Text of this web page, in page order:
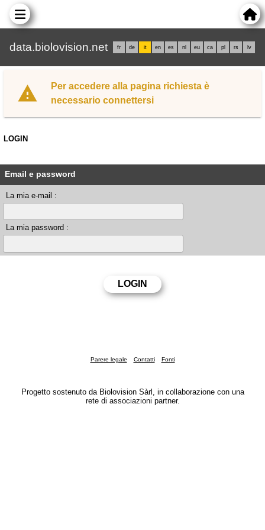
data.biolovision.net fr de it en es nl eu ca pl rs lv
Per accedere alla pagina richiesta è
necessario connettersi
LOGIN
Email e password
La mia e-mail :
La mia password :
Parere legale Contatti Fonti
Progetto sostenuto da Biolovision Sàrl, in collaborazione con una
rete di associazioni partner.